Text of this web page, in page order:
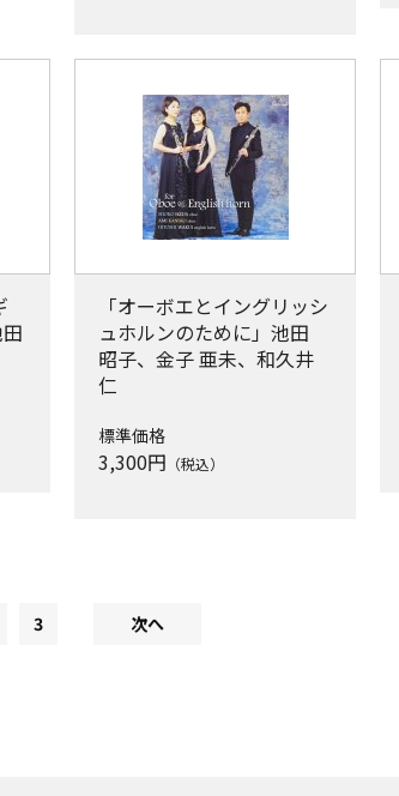
「オーボエとイングリッシ
ュホルンのために」池田
昭子、金子 亜未、和久井
仁
標準価格
3,300円 （税込）
3 次へ